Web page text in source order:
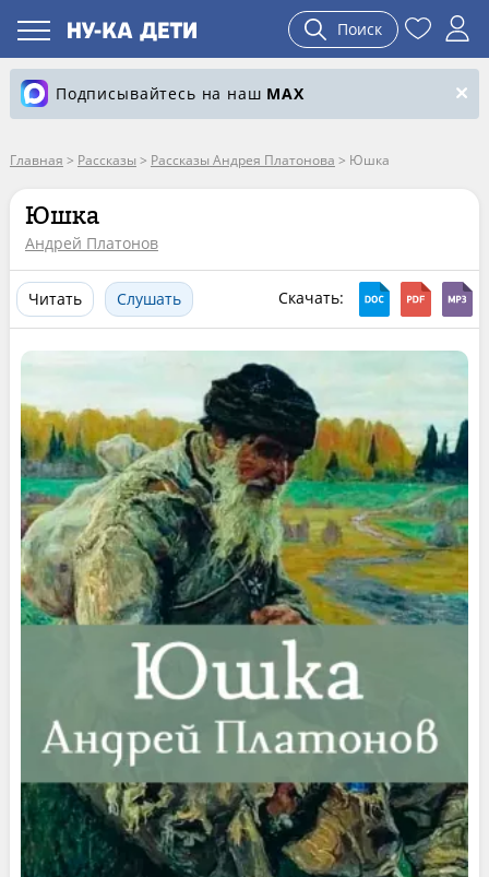
Поиск
Подписывайтесь на наш MAX
Главная > Рассказы > Рассказы Андрея Платонова > Юшка
Юшка
Андрей Платонов
Читать Слушать Скачать: